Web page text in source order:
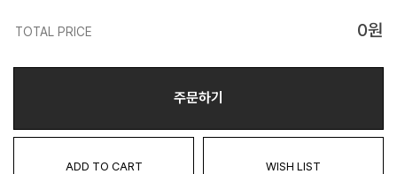
TOTAL PRICE 0원
주문하기
ADD TO CART WISH LIST